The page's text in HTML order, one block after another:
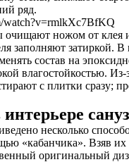
ряд.
watch?v=rmlkXc7BfKQ
очищают ножом от клея
заполняют затиркой. В
состав на
влагостойкостью. Из-
с плитки сразу;
несколько
«кабанчика». Взяв их
оригинальный